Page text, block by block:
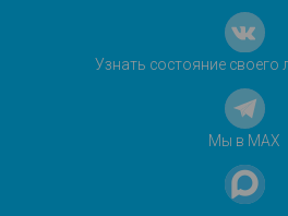
Узнать состояние своего
Мы в MAX